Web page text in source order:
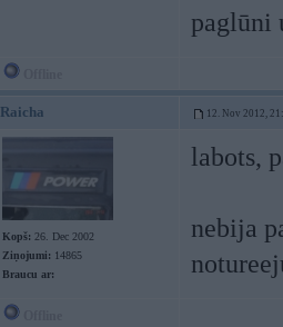
paglūni
Raicha 12. Nov 2012,
Kopš: 26. Dec 2002
Ziņojumi: 14865
Braucu ar:
labots,
nebija